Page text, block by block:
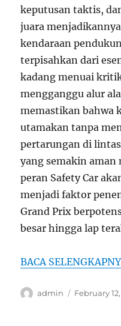
keputusan taktis,
juara
kendaraan
terpisahkan dari
kadang menuai
mengganggu alur
memastikan bahwa
utamakan tanpa
pertarungan di
yang semakin
peran Safety Car
menjadi faktor
Grand Prix
besar hingga lap
BACA
Author
admin
Posted
February